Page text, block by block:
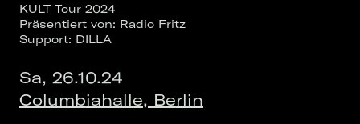
KULT Tour 2024
Präsentiert von: Radio Fritz
Support: DILLA
Sa, 26.10.24
Columbiahalle, Berlin